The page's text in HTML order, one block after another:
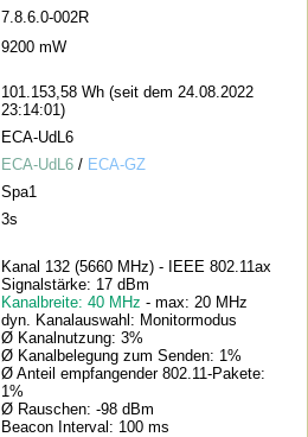
7.8.6.0-002R
9200 mW
101.153,58 Wh (seit dem 24.08.2022
23:14:01)
ECA-UdL6
ECA-UdL6 / ECA-GZ
Spa1
3s
Kanal 132 (5660 MHz) - IEEE 802.11ax
Signalstärke: 17 dBm
Kanalbreite: 40 MHz- max: 20 MHz
dyn. Kanalauswahl: Monitormodus
Ø Kanalnutzung: 3%
Ø Kanalbelegung zum Senden: 1%
Ø Anteil empfangender 802.11-Pakete:
1%
Ø Rauschen: -98 dBm
Beacon Interval: 100 ms